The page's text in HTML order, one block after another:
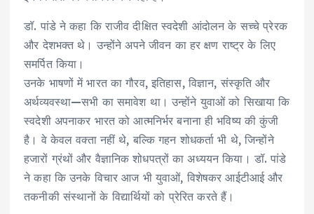
डॉ. पांडे ने कहा कि राजीव दीक्षित स्वदेशी आंदोलन के सच्चे प्रेरक
और देशभक्त थे। उन्होंने अपने जीवन का हर क्षण राष्ट्र के लिए
समर्पित किया।
उनके भाषणों में भारत का गौरव, इतिहास, विज्ञान, संस्कृति और
अर्थव्यवस्था—सभी का समावेश था। उन्होंने युवाओं को सिखाया कि
स्वदेशी अपनाकर भारत को आत्मनिर्भर बनाना ही भविष्य की कुंजी
है। वे केवल वक्ता नहीं थे, बल्कि गहन शोधकर्ता भी थे, जिन्होंने
हजारों ग्रंथों और वैज्ञानिक शोधपत्रों का अध्ययन किया। डॉ. पांडे
ने कहा कि उनके विचार आज भी युवाओं, विशेषकर आईटीआई और
तकनीकी संस्थानों के विद्यार्थियों को प्रेरित करते हैं।